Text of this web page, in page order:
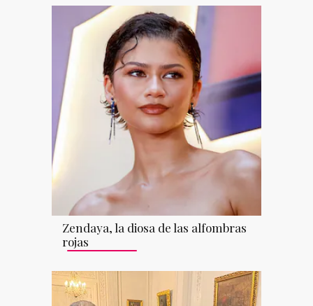
Zendaya, la diosa de las alfombras
rojas